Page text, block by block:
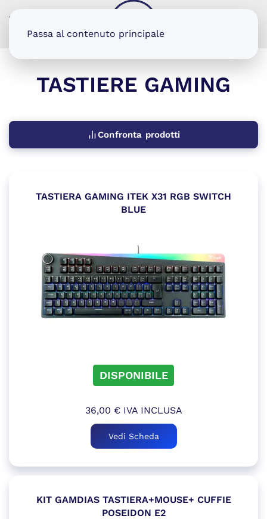
Passa al contenuto principale
TASTIERE GAMING
Confronta prodotti
TASTIERA GAMING ITEK X31 RGB SWITCH
BLUE
DISPONIBILE
36,00 €IVA INCLUSA
Vedi Scheda
KIT GAMDIAS TASTIERA+MOUSE+ CUFFIE
POSEIDON E2